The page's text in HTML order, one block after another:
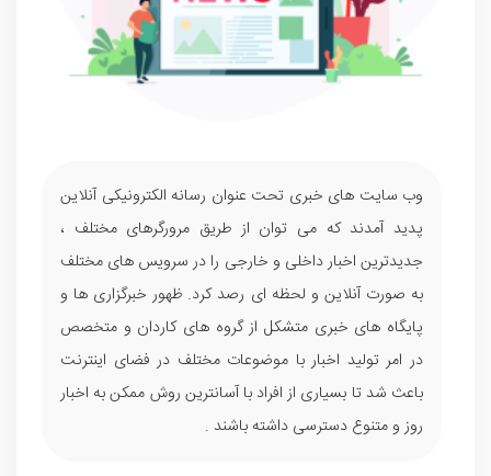
وب سایت های خبری تحت عنوان رسانه الکترونیکی آنلاین
پدید آمدند که می توان از طریق مرورگرهای مختلف ،
جدیدترین اخبار داخلی و خارجی را در سرویس های مختلف
به صورت آنلاین و لحظه ای رصد کرد. ظهور خبرگزاری ها و
پایگاه های خبری متشکل از گروه های کاردان و متخصص
در امر تولید اخبار با موضوعات مختلف در فضای اینترنت
باعث شد تا بسیاری از افراد با آسانترین روش ممکن به اخبار
روز و متنوع دسترسی داشته باشند .